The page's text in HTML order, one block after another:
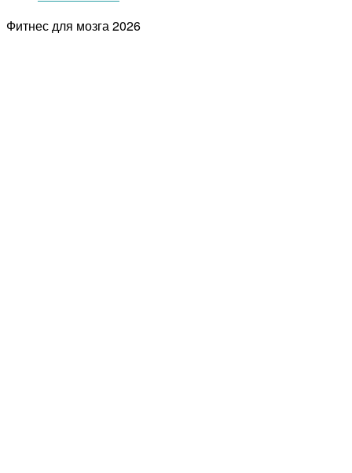
Фитнес для мозга2026